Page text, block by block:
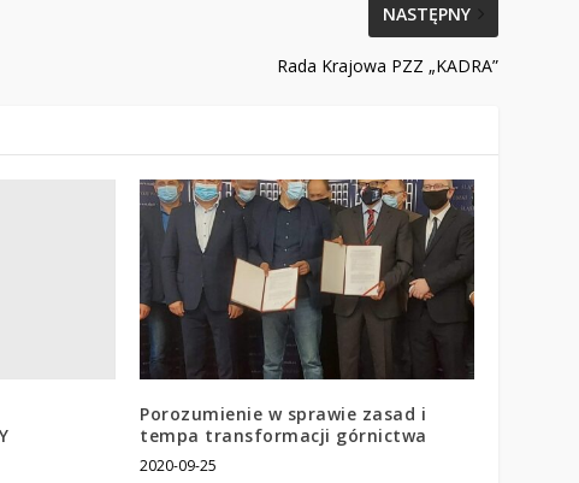
NASTĘPNY
Rada Krajowa PZZ „KADRA”
Porozumienie w sprawie zasad i
tempa transformacji górnictwa
2020-09-25